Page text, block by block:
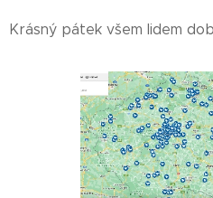
Krásný pátek všem lidem